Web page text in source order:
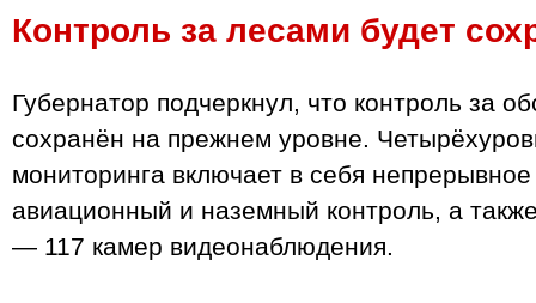
Контроль за лесами будет
Губернатор подчеркнул, что контроль за
сохранён на прежнем уровне.
мониторинга включает в себя
авиационный и наземный контроль, а
— 117 камер видеонаблюдения.